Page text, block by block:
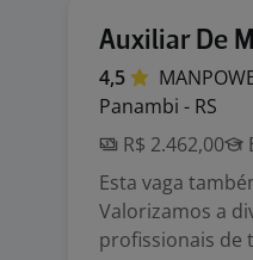
Auxiliar De
4,5
Panambi - RS
R$ 2.462,00
Esta vaga
Valorizamos a
profissionais de